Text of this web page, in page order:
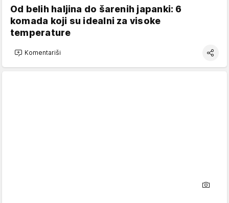
Od belih haljina do šarenih japanki: 6
komada koji su idealni za visoke
temperature
Komentariši